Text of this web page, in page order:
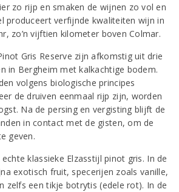
zo rijp en smaken de wijnen zo vol en
produceert verfijnde kwaliteiten wijn in
zo’n vijftien kilometer boven Colmar.
Gris Reserve zijn afkomstig uit drie
in Bergheim met kalkachtige bodem.
volgens biologische principes
de druiven eenmaal rijp zijn, worden
Na de persing en vergisting blijft de
in contact met de gisten, om de
geven.
klassieke Elzasstijl pinot gris. In de
exotisch fruit, specerijen zoals vanille,
zelfs een tikje botrytis (edele rot). In de